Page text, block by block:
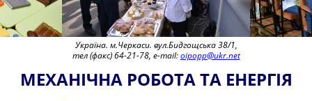
Україна. м.Черкаси. вул.Бидгощська 38/1,
тел (факс) 64-21-78, e-mail:oipopp@ukr.net
МЕХАНІЧНА РОБОТА ТА ЕНЕРГІЯ